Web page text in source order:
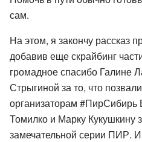
сам.
На этом, я закончу рассказ
добавив еще скрайбинг
громадное спасибо Галине
Стрыгиной за то, что
организаторам
Томилко и Марку Кукушкину
замечательной серии ПИР.